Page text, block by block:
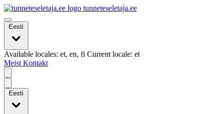
tunneteseletaja.ee
Eesti
Available locales: et, en, fi Current locale: et
Meist Kontakt
Eesti